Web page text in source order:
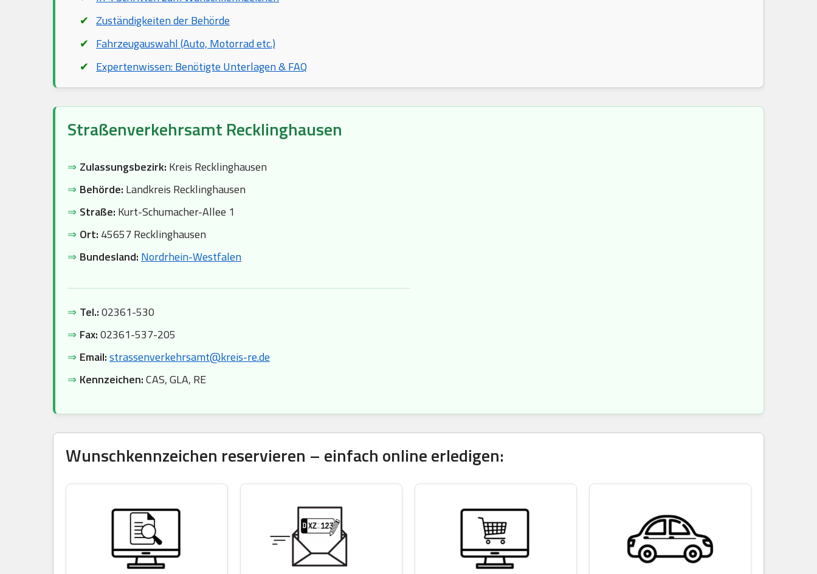
Zuständigkeiten der Behörde
Fahrzeugauswahl (Auto, Motorrad etc.)
Expertenwissen: Benötigte Unterlagen & FAQ
Straßenverkehrsamt Recklinghausen
⇒ Zulassungsbezirk: Kreis Recklinghausen
⇒ Behörde: Landkreis Recklinghausen
⇒ Straße: Kurt-Schumacher-Allee 1
⇒ Ort: 45657 Recklinghausen
⇒ Bundesland: Nordrhein-Westfalen
⇒ Tel.:02361-530
⇒ Fax:02361-537-205
⇒ Email:strassenverkehrsamt@kreis-re.de
⇒ Kennzeichen:CAS, GLA, RE
Wunschkennzeichen reservieren – einfach online erledigen: